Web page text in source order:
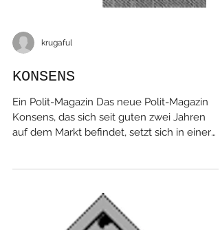
krugaful
Ein Polit-Magazin Das neue Polit-Magazin
auf dem Markt befindet, setzt sich in einer
grafischen Form mit gesellschaftskritischen